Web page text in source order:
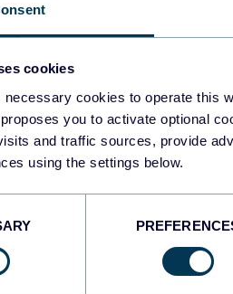
cookies
necessary cookies to operate this
you to activate optional
and traffic sources, provide
using the settings below.